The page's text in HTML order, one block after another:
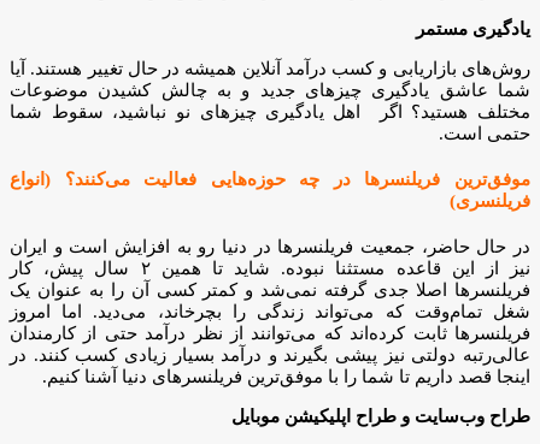
یادگیری مستمر
روش‌های بازاریابی و کسب درآمد آنلاین همیشه در حال تغییر هستند. آیا
شما عاشق یادگیری چیزهای جدید و به چالش کشیدن موضوعات
مختلف هستید؟ اگر اهل یادگیری چیزهای نو نباشید، سقوط شما
حتمی است.
موفق‌ترین فریلنسر‌ها در چه حوزه‌هایی فعالیت می‌کنند؟ (انواع
فریلنسری)
در حال حاضر، جمعیت فریلنسرها در دنیا رو به افزایش است و ایران
نیز از این قاعده مستثنا نبوده. شاید تا همین ۲ سال پیش، کار
فریلنسرها اصلا جدی گرفته نمی‌شد و کمتر کسی آن را به عنوان یک
شغل تمام‌وقت که می‌تواند زندگی را بچرخاند، می‌دید. اما امروز‌
فریلنسرها ثابت کرده‌اند که می‌توانند از نظر درآمد حتی از کارمندان
عالی‌رتبه دولتی نیز پیشی بگیرند و درآمد‌‌ بسیار زیادی کسب کنند. در
اینجا قصد داریم تا شما را با موفق‌ترین فریلنسرهای دنیا آشنا کنیم.
طراح وب‌سایت و طراح اپلیکیشن موبایل